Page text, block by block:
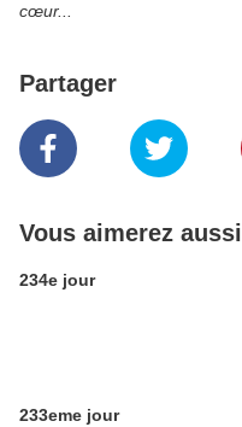
cœur...
Partager
Vous aimerez aussi
234e jour
233eme jour